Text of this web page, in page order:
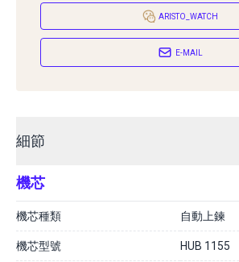
ARISTO_WATCH
E-MAIL
細節
機芯
機芯種類 自動上鍊
機芯型號 HUB 1155